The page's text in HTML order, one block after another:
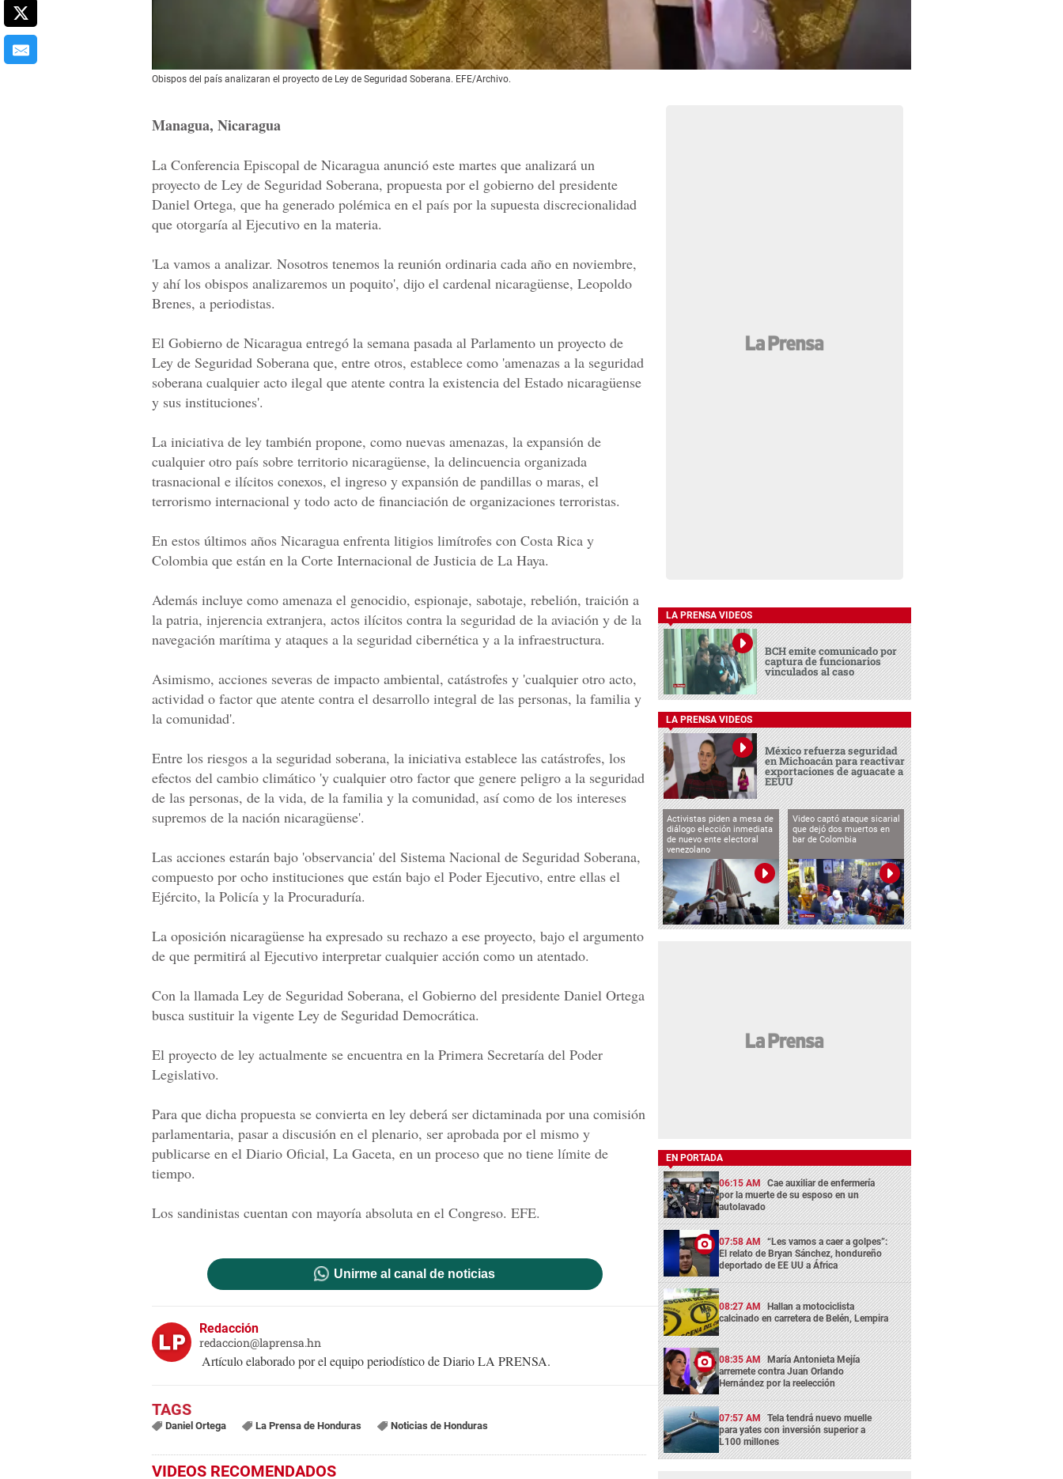
Obispos del país analizaran el proyecto de Ley de Seguridad Soberana. EFE/Archivo.
Managua, Nicaragua
La Conferencia Episcopal de Nicaragua anunció este martes que analizará un
proyecto de Ley de Seguridad Soberana, propuesta por el gobierno del presidente
Daniel Ortega, que ha generado polémica en el país por la supuesta discrecionalidad
que otorgaría al Ejecutivo en la materia.
'La vamos a analizar. Nosotros tenemos la reunión ordinaria cada año en noviembre,
y ahí los obispos analizaremos un poquito', dijo el cardenal nicaragüense, Leopoldo
Brenes, a periodistas.
El Gobierno de Nicaragua entregó la semana pasada al Parlamento un proyecto de
Ley de Seguridad Soberana que, entre otros, establece como 'amenazas a la seguridad
soberana cualquier acto ilegal que atente contra la existencia del Estado nicaragüense
y sus instituciones'.
La iniciativa de ley también propone, como nuevas amenazas, la expansión de
cualquier otro país sobre territorio nicaragüense, la delincuencia organizada
trasnacional e ilícitos conexos, el ingreso y expansión de pandillas o maras, el
terrorismo internacional y todo acto de financiación de organizaciones terroristas.
En estos últimos años Nicaragua enfrenta litigios limítrofes con Costa Rica y
Colombia que están en la Corte Internacional de Justicia de La Haya.
Además incluye como amenaza el genocidio, espionaje, sabotaje, rebelión, traición a
la patria, injerencia extranjera, actos ilícitos contra la seguridad de la aviación y de la
navegación marítima y ataques a la seguridad cibernética y a la infraestructura.
Asimismo, acciones severas de impacto ambiental, catástrofes y 'cualquier otro acto,
actividad o factor que atente contra el desarrollo integral de las personas, la familia y
la comunidad'.
Entre los riesgos a la seguridad soberana, la iniciativa establece las catástrofes, los
efectos del cambio climático 'y cualquier otro factor que genere peligro a la seguridad
de las personas, de la vida, de la familia y la comunidad, así como de los intereses
supremos de la nación nicaragüense'.
Las acciones estarán bajo 'observancia' del Sistema Nacional de Seguridad Soberana,
compuesto por ocho instituciones que están bajo el Poder Ejecutivo, entre ellas el
Ejército, la Policía y la Procuraduría.
La oposición nicaragüense ha expresado su rechazo a ese proyecto, bajo el argumento
de que permitirá al Ejecutivo interpretar cualquier acción como un atentado.
Con la llamada Ley de Seguridad Soberana, el Gobierno del presidente Daniel Ortega
busca sustituir la vigente Ley de Seguridad Democrática.
El proyecto de ley actualmente se encuentra en la Primera Secretaría del Poder
Legislativo.
Para que dicha propuesta se convierta en ley deberá ser dictaminada por una comisión
parlamentaria, pasar a discusión en el plenario, ser aprobada por el mismo y
publicarse en el Diario Oficial, La Gaceta, en un proceso que no tiene límite de
tiempo.
Los sandinistas cuentan con mayoría absoluta en el Congreso. EFE.
Unirme al canal de noticias
Redacción
redaccion@laprensa.hn
Artículo elaborado por el equipo periodístico de Diario LA PRENSA.
Daniel Ortega La Prensa de Honduras Noticias de Honduras
VIDEOS RECOMENDADOS
LA PRENSA VIDEOS
BCH emite comunicado por
captura de funcionarios
vinculados al caso
LA PRENSA VIDEOS
México refuerza seguridad
en Michoacán para reactivar
exportaciones de aguacate a
EEUU
Activistas piden a mesa de
diálogo elección inmediata
de nuevo ente electoral
venezolano
Video captó ataque sicarial
que dejó dos muertos en
bar de Colombia
EN PORTADA
06:15 AM Cae auxiliar de enfermería
por la muerte de su esposo en un
autolavado
07:58 AM “Les vamos a caer a golpes”:
El relato de Bryan Sánchez, hondureño
deportado de EE UU a África
08:27 AM Hallan a motociclista
calcinado en carretera de Belén, Lempira
08:35 AM María Antonieta Mejía
arremete contra Juan Orlando
Hernández por la reelección
07:57 AM Tela tendrá nuevo muelle
para yates con inversión superior a
L100 millones